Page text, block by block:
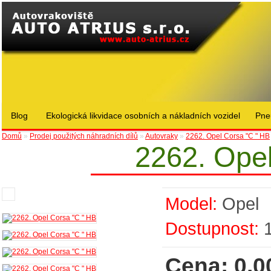
Blog Ekologická likvidace osobních a nákladních vozidel
Domů » Prodej použitých náhradních dílů » Autovraky » 2262. Opel Corsa "C " HB
2262.
Model: Opel
Dostupnost:
Cena: